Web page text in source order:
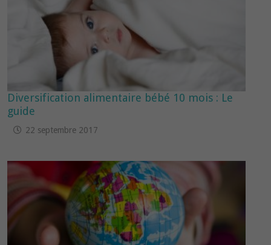
Diversification alimentaire bébé 10 mois : Le
guide
22 septembre 2017